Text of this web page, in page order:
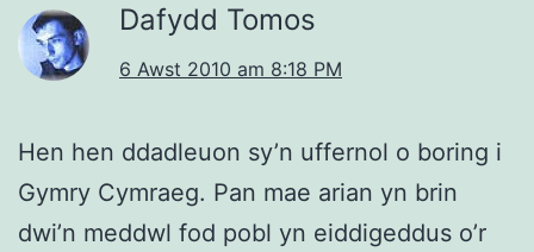
Dafydd Tomos
6 Awst 2010 am 8:18 PM
Hen hen ddadleuon sy’n uffernol o boring i
Gymry Cymraeg. Pan mae arian yn brin
dwi’n meddwl fod pobl yn eiddigeddus o’r